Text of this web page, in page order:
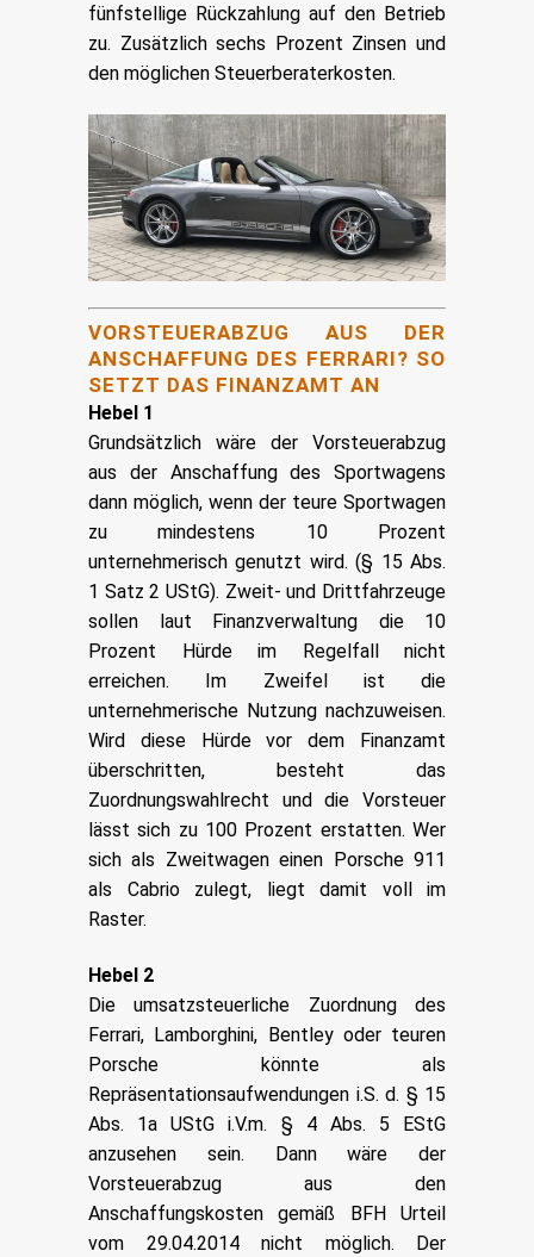
fünfstellige Rückzahlung auf den Betrieb
zu. Zusätzlich sechs Prozent Zinsen und
den möglichen Steuerberaterkosten.
VORSTEUERABZUG AUS DER
ANSCHAFFUNG DES FERRARI? SO
SETZT DAS FINANZAMT AN
Hebel 1
Grundsätzlich wäre der Vorsteuerabzug
aus der Anschaffung des Sportwagens
dann möglich, wenn der teure Sportwagen
zu mindestens 10 Prozent
unternehmerisch genutzt wird. (§ 15 Abs.
1 Satz 2 UStG). Zweit- und Drittfahrzeuge
sollen laut Finanzverwaltung die 10
Prozent Hürde im Regelfall nicht
erreichen. Im Zweifel ist die
unternehmerische Nutzung nachzuweisen.
Wird diese Hürde vor dem Finanzamt
überschritten, besteht das
Zuordnungswahlrecht und die Vorsteuer
lässt sich zu 100 Prozent erstatten. Wer
sich als Zweitwagen einen Porsche 911
als Cabrio zulegt, liegt damit voll im
Raster.
Hebel 2
Die umsatzsteuerliche Zuordnung des
Ferrari, Lamborghini, Bentley oder teuren
Porsche könnte als
Repräsentationsaufwendungen i.S. d. § 15
Abs. 1a UStG i.V.m. § 4 Abs. 5 EStG
anzusehen sein. Dann wäre der
Vorsteuerabzug aus den
Anschaffungskosten gemäß BFH Urteil
vom 29.04.2014 nicht möglich. Der